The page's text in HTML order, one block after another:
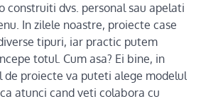
construiti dvs. personal sau apelati
In zilele noastre, proiecte case
tipuri, iar practic putem
totul. Cum asa? Ei bine, in
de proiecte va puteti alege modelul
atunci cand veti colabora cu